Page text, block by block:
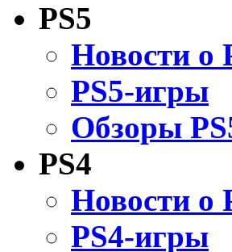
PS5
Новости о
PS5-игры
Обзоры
PS4
Новости о
PS4-игры